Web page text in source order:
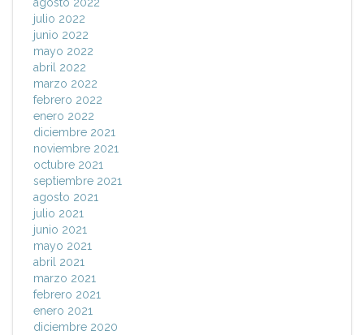
agosto 2022
julio 2022
junio 2022
mayo 2022
abril 2022
marzo 2022
febrero 2022
enero 2022
diciembre 2021
noviembre 2021
octubre 2021
septiembre 2021
agosto 2021
julio 2021
junio 2021
mayo 2021
abril 2021
marzo 2021
febrero 2021
enero 2021
diciembre 2020